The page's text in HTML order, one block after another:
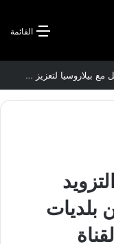
القائمة
عطاف يؤكد عزم الجزائر على مواصلة العمل مع بيلاروسيا لتعزيز العلاقات الثنائية
بلديات